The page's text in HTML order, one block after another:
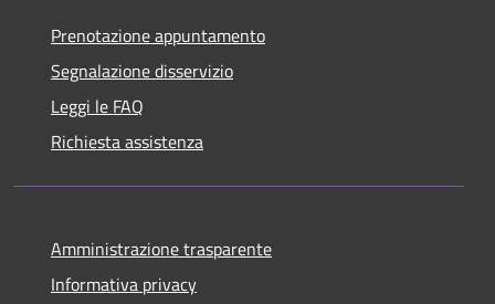
Prenotazione appuntamento
Segnalazione disservizio
Leggi le FAQ
Richiesta assistenza
Amministrazione trasparente
Informativa privacy